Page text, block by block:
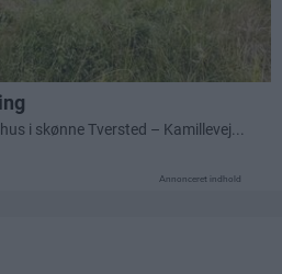
Annonceret indhold